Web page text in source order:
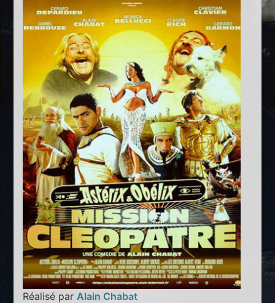
Réalisé par Alain Chabat